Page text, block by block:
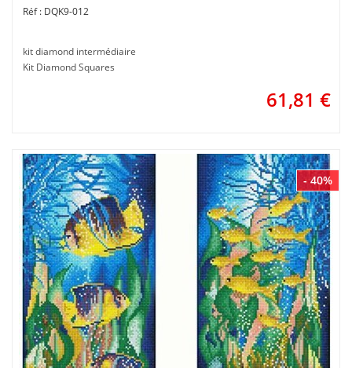
DQK9-012
kit diamond intermédiaire
Kit Diamond Squares
61,81 €
- 40%